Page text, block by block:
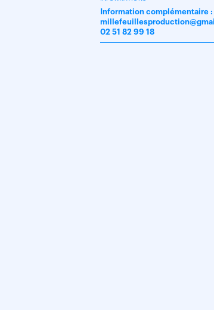
Information complémentaire :
02 51 82 99 18